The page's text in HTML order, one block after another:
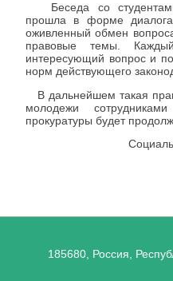
Беседа со
прошла в форме
оживленный обмен
правовые темы.
интересующий вопрос и
норм действующего
В дальнейшем такая
молодежи
прокуратуры будет
185680, Россия,